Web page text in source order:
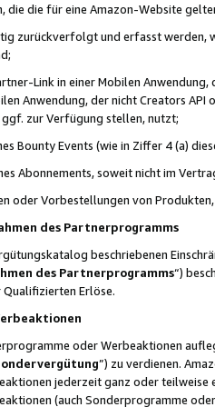
die die für eine Amazon-Website
zurückverfolgt und erfasst werden,
Link in einer Mobilen
Anwendung, der nicht Creators
zur Verfügung stellen, nutzt;
Bounty Events (wie in Ziffer 4 (a)
Abonnements, soweit nicht im
oder Vorbestellungen von
des Partnerprogramms
beschriebenen
des Partnerprogramms“)
Erlöse.
oder Werbeaktionen
”) zu verdienen.
jederzeit ganz oder
(auch Sonderprogramme